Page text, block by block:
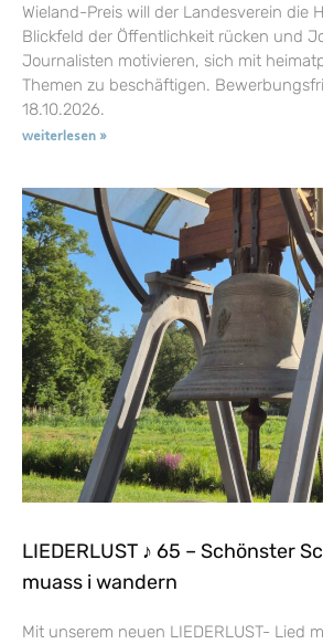
Wieland-Preis will der Landesverein die
Blickfeld der Öffentlichkeit rücken und
Journalisten motivieren, sich mit
Themen zu beschäftigen.
18.10.2026.
weiterlesen »
LIEDERLUST ♪ 65 – Schönster
muass i wandern
Mit unserem neuen LIEDERLUST- Lied